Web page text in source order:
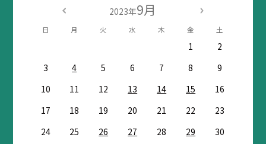
2023年9月
日 月 火 水 木 金 土
1
2
3
4 5 6 7 8
9
10
11 12 13 14 15
16
17
18 19 20 21 22
23
24
25 26 27 28 29 30